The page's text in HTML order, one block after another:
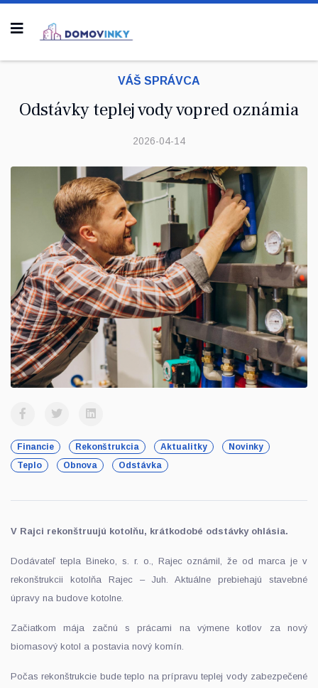
VÁŠ SPRÁVCA
Odstávky teplej vody vopred oznámia
2026-04-14
Financie Rekonštrukcia Aktualitky
Novinky
Teplo
Obnova Odstávka
V Rajci rekonštruujú kotolňu, krátkodobé odstávky ohlásia.
Dodávateľ tepla Bineko, s. r. o., Rajec oznámil, že od marca je v
rekonštrukcii kotolňa Rajec – Juh. Aktuálne prebiehajú stavebné
úpravy na budove kotolne.
Začiatkom mája začnú s prácami na výmene kotlov za nový
biomasový kotol a postavia nový komín.
Počas rekonštrukcie bude teplo na prípravu teplej vody zabezpečené